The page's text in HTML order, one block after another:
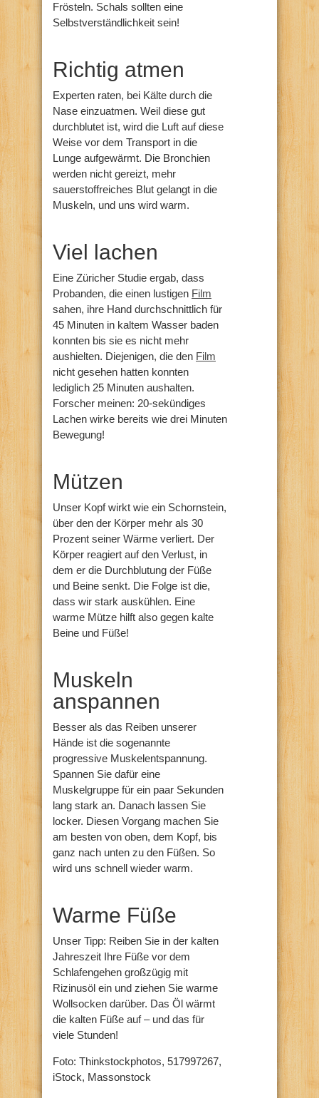
Frösteln. Schals sollten eine
Selbstverständlichkeit sein!
Richtig atmen
Experten raten, bei Kälte durch die
Nase einzuatmen. Weil diese gut
durchblutet ist, wird die Luft auf diese
Weise vor dem Transport in die
Lunge aufgewärmt. Die Bronchien
werden nicht gereizt, mehr
sauerstoffreiches Blut gelangt in die
Muskeln, und uns wird warm.
Viel lachen
Eine Züricher Studie ergab, dass
Probanden, die einen lustigen Film
sahen, ihre Hand durchschnittlich für
45 Minuten in kaltem Wasser baden
konnten bis sie es nicht mehr
aushielten. Diejenigen, die den Film
nicht gesehen hatten konnten
lediglich 25 Minuten aushalten.
Forscher meinen: 20-sekündiges
Lachen wirke bereits wie drei Minuten
Bewegung!
Mützen
Unser Kopf wirkt wie ein Schornstein,
über den der Körper mehr als 30
Prozent seiner Wärme verliert. Der
Körper reagiert auf den Verlust, in
dem er die Durchblutung der Füße
und Beine senkt. Die Folge ist die,
dass wir stark auskühlen. Eine
warme Mütze hilft also gegen kalte
Beine und Füße!
Muskeln
anspannen
Besser als das Reiben unserer
Hände ist die sogenannte
progressive Muskelentspannung.
Spannen Sie dafür eine
Muskelgruppe für ein paar Sekunden
lang stark an. Danach lassen Sie
locker. Diesen Vorgang machen Sie
am besten von oben, dem Kopf, bis
ganz nach unten zu den Füßen. So
wird uns schnell wieder warm.
Warme Füße
Unser Tipp: Reiben Sie in der kalten
Jahreszeit Ihre Füße vor dem
Schlafengehen großzügig mit
Rizinusöl ein und ziehen Sie warme
Wollsocken darüber. Das Öl wärmt
die kalten Füße auf – und das für
viele Stunden!
Foto: Thinkstockphotos, 517997267,
iStock, Massonstock